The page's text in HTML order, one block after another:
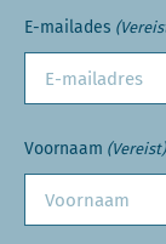
E-mailades
Voornaam (Vereist)